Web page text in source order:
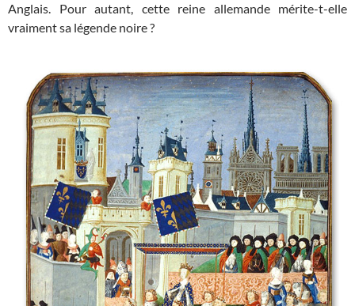
Anglais. Pour autant, cette reine allemande mérite-t-elle
vraiment sa légende noire ?